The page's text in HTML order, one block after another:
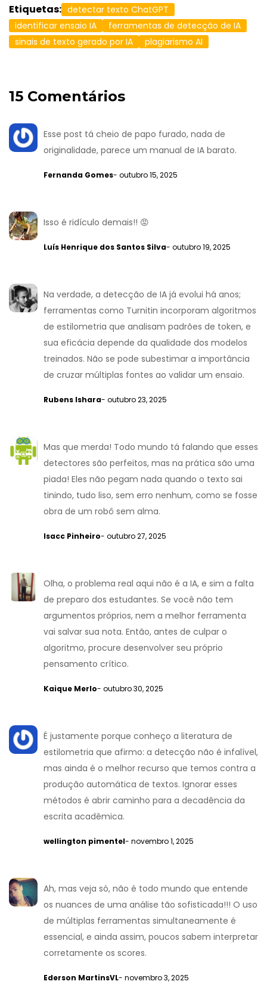
Etiquetas: detectar texto ChatGPT
identificar ensaio IA
ferramentas de detecção de IA
sinais de texto gerado por IA
plagiarismo AI
15 Comentários
Esse post tá cheio de papo furado, nada de
originalidade, parece um manual de IA barato.
Fernanda Gomes- outubro 15, 2025
Isso é ridículo demais!! 😡
Luís Henrique dos Santos Silva- outubro 19, 2025
Na verdade, a detecção de IA já evolui há anos;
ferramentas como Turnitin incorporam algoritmos
de estilometria que analisam padrões de token, e
sua eficácia depende da qualidade dos modelos
treinados. Não se pode subestimar a importância
de cruzar múltiplas fontes ao validar um ensaio.
Rubens Ishara- outubro 23, 2025
Mas que merda! Todo mundo tá falando que esses
detectores são perfeitos, mas na prática são uma
piada! Eles não pegam nada quando o texto sai
tinindo, tudo liso, sem erro nenhum, como se fosse
obra de um robô sem alma.
Isacc Pinheiro- outubro 27, 2025
Olha, o problema real aqui não é a IA, e sim a falta
de preparo dos estudantes. Se você não tem
argumentos próprios, nem a melhor ferramenta
vai salvar sua nota. Então, antes de culpar o
algoritmo, procure desenvolver seu próprio
pensamento crítico.
Kaique Merlo- outubro 30, 2025
É justamente porque conheço a literatura de
estilometria que afirmo: a detecção não é infalível,
mas ainda é o melhor recurso que temos contra a
produção automática de textos. Ignorar esses
métodos é abrir caminho para a decadência da
escrita acadêmica.
wellington pimentel- novembro 1, 2025
Ah, mas veja só, não é todo mundo que entende
os nuances de uma análise tão sofisticada!!! O uso
de múltiplas ferramentas simultaneamente é
essencial, e ainda assim, poucos sabem interpretar
corretamente os scores.
Ederson MartinsVL- novembro 3, 2025